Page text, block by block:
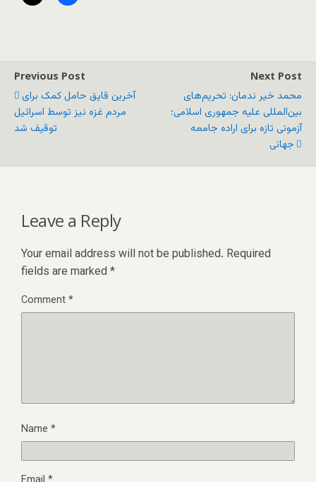
Previous Post
آخرین قایق حامل کمک برای
مردم غزه نیز توسط اسرائیل
توقیف شد
Next Post
محمد خیر ندمان: تحریم‌های
بین‌المللی علیه جمهوری اسلامی؛
آزمونی تازه برای اراده جامعه
جهانی
Leave a Reply
Your email address will not be published. Required
fields are marked *
Comment*
Name *